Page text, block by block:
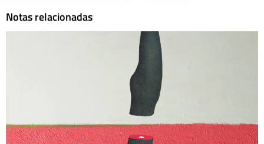
Notas relacionadas